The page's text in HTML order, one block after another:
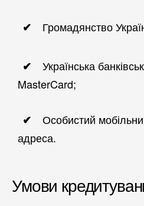
Громадянство
Українська
MasterCard;
Особистий
адреса.
Умови